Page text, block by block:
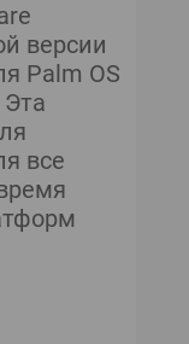
НОВОСТИ
ТЕКУЩИЙ НОМЕР
версии
Palm OS
все